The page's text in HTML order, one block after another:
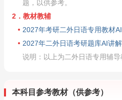
题，以供参考。
2．教材教辅
2027年考研二外日语专用教材
2027年二外日语考研题库AI讲解
说明：以上为二外日语专用辅导
本科目参考教材（供参考）